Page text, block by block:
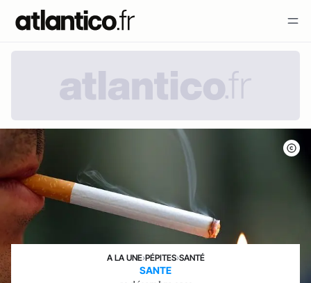
A LA UNE›PÉPITES›SANTÉ
SANTE